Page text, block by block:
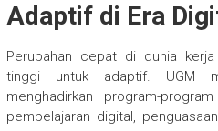
Adaptif di Era
Perubahan cepat di dunia
tinggi untuk adaptif. UGM
menghadirkan program-
pembelajaran digital,